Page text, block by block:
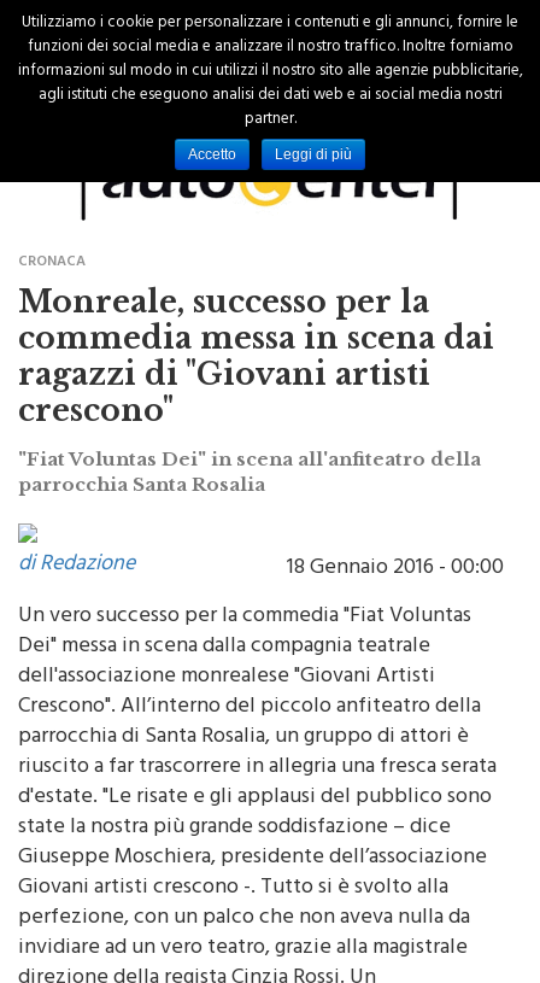
CRONACA
Monreale, successo per la
commedia messa in scena dai
ragazzi di "Giovani artisti
crescono"
"Fiat Voluntas Dei" in scena all'anfiteatro della
di Redazione
18 Gennaio 2016 - 00:00
Un vero successo per la commedia "Fiat Voluntas
Dei" messa in scena dalla compagnia teatrale
dell'associazione monrealese "Giovani Artisti
Crescono". All’interno del piccolo anfiteatro della
parrocchia di Santa Rosalia, un gruppo di attori è
riuscito a far trascorrere in allegria una fresca serata
d'estate. "Le risate e gli applausi del pubblico sono
state la nostra più grande soddisfazione – dice
Giuseppe Moschiera, presidente dell’associazione
Giovani artisti crescono -. Tutto si è svolto alla
perfezione, con un palco che non aveva nulla da
Utilizziamo i cookie per personalizzare i contenuti e gli annunci, fornire le
funzioni dei social media e analizzare il nostro traffico. Inoltre forniamo
informazioni sul modo in cui utilizzi il nostro sito alle agenzie pubblicitarie,
agli istituti che eseguono analisi dei dati web e ai social media nostri
partner.
Accetto Leggi di più